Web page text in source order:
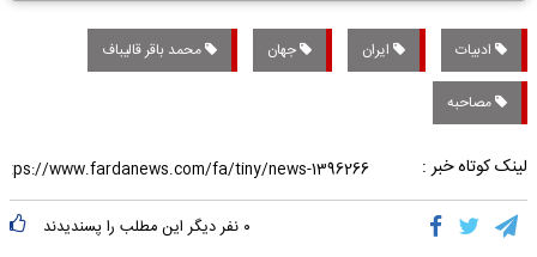
ادبیات ایران جهان محمد باقر قالیباف
مصاحبه
لینک کوتاه خبر :
۰ نفر دیگر این مطلب را پسندیدند